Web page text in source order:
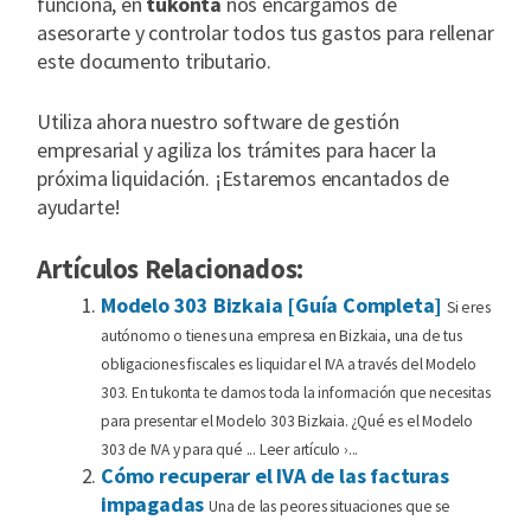
asesorarte y controlar todos tus gastos para rellenar
este documento tributario.
Utiliza ahora nuestro software de gestión
empresarial y agiliza los trámites para hacer la
próxima liquidación. ¡Estaremos encantados de
ayudarte!
Artículos Relacionados:
Modelo 303 Bizkaia [Guía Completa] Si eres
autónomo o tienes una empresa en Bizkaia, una de tus
obligaciones fiscales es liquidar el IVA a través del Modelo
303. En tukonta te damos toda la información que necesitas
para presentar el Modelo 303 Bizkaia. ¿Qué es el Modelo
303 de IVA y para qué ... Leer artículo ›...
Cómo recuperar el IVA de las facturas
impagadas Una de las peores situaciones que se